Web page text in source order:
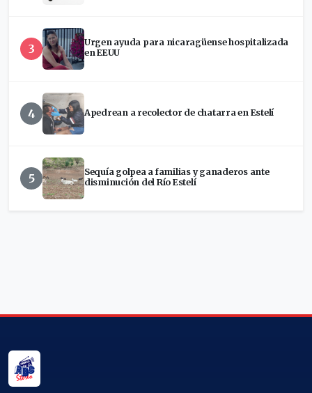
3
Urgen ayuda para nicaragüense hospitalizada
en EEUU
4 Apedrean a recolector de chatarra en Estelí
5
Sequía golpea a familias y ganaderos ante
disminución del Río Estelí